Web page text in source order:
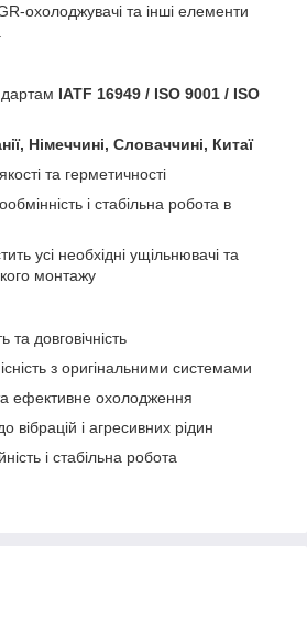
охолоджувачі та інші елементи
IATF 16949 / ISO 9001 / ISO
Німеччині, Словаччині, Китаї
та герметичності
і стабільна робота в
усі необхідні ущільнювачі та
монтажу
та довговічність
з оригінальними системами
ефективне охолодження
вібрацій і агресивних рідин
і стабільна робота